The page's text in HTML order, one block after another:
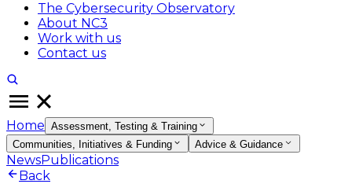
The Cybersecurity Observatory
About NC3
Work with us
Contact us
Home Assessment, Testing & Training
Communities, Initiatives & Funding
Advice & Guidance
NewsPublications
Back